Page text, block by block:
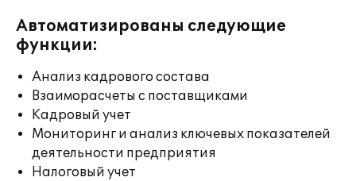
Автоматизированы следующие
функции:
Анализ кадрового состава
Взаиморасчеты с поставщиками
Кадровый учет
Мониторинг и анализ ключевых показателей
деятельности предприятия
Налоговый учет